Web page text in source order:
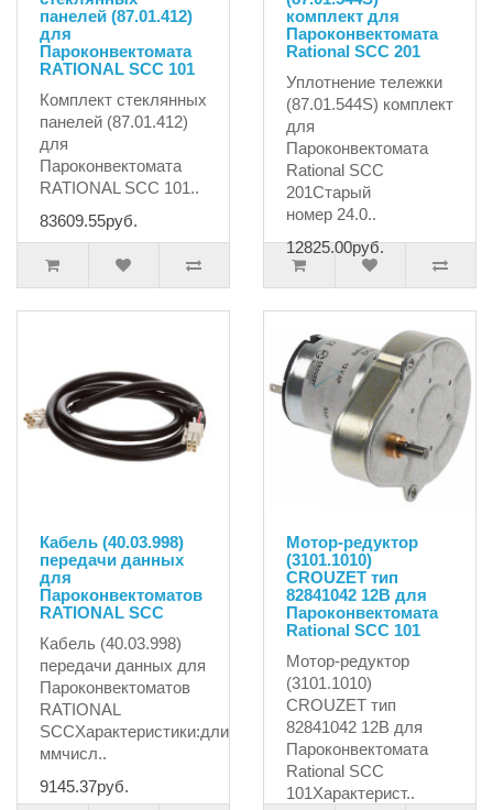
панелей (87.01.412)
для
Пароконвектомата
RATIONAL SCC 101
Комплект стеклянных
панелей (87.01.412)
для
Пароконвектомата
RATIONAL SCC 101..
83609.55руб.
комплект для
Пароконвектомата
Rational SCC 201
Уплотнение тележки
(87.01.544S) комплект
для
Пароконвектомата
Rational SCC
201Старый
номер 24.0..
12825.00руб.
Кабель (40.03.998)
передачи данных
для
Пароконвектоматов
RATIONAL SCC
Кабель (40.03.998)
передачи данных для
Пароконвектоматов
RATIONAL
SCCХарактеристики:длина1150
ммчисл..
9145.37руб.
Мотор-редуктор
(3101.1010)
CROUZET тип
82841042 12В для
Пароконвектомата
Rational SCC 101
Мотор-редуктор
(3101.1010)
CROUZET тип
82841042 12В для
Пароконвектомата
Rational SCC
101Характерист..